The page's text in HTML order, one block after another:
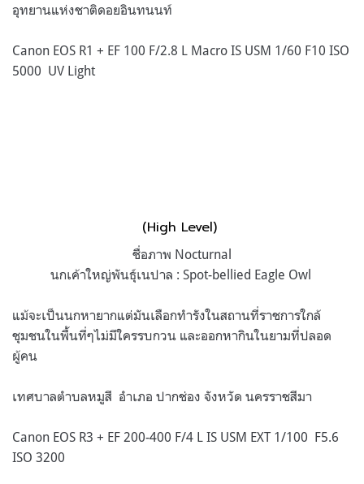
อุทยานแห่งชาติดอยอินทนนท์
Canon EOS R1 + EF 100 F/2.8 L Macro IS USM 1/60 F10 ISO
5000 UV Light
(High Level)
ชื่อภาพ Nocturnal
นกเค้าใหญ่พันธุ์เนปาล : Spot-bellied Eagle Owl
แม้จะเป็นนกหายากแต่มันเลือกทำรังในสถานที่ราชการใกล้
ชุมชนในพื้นที่ๆไม่มีใครรบกวน และออกหากินในยามที่ปลอด
ผู้คน
เทศบาลตำบลหมูสี อำเภอ ปากช่อง จังหวัด นครราชสีมา
Canon EOS R3 + EF 200-400 F/4 L IS USM EXT 1/100 F5.6
ISO 3200